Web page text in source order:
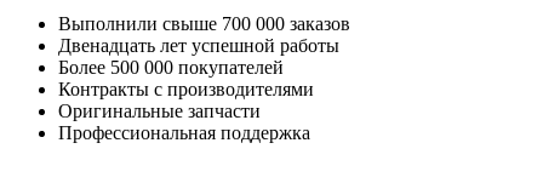
Выполнили свыше 700 000 заказов
Двенадцать лет успешной работы
Более 500 000 покупателей
Контракты с производителями
Оригинальные запчасти
Профессиональная поддержка